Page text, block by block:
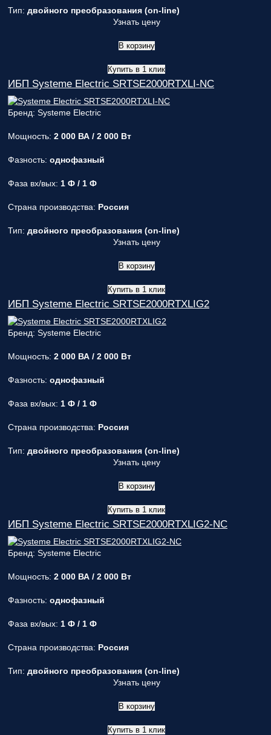
Тип: двойного преобразования (on-line)
Узнать цену
В корзину
Купить в 1 клик
ИБП Systeme Electric SRTSE2000RTXLI-NC
Бренд: Systeme Electric
Мощность: 2 000 ВА / 2 000 Вт
Фазность: однофазный
Фаза вх/вых: 1 Ф / 1 Ф
Страна производства: Россия
Тип: двойного преобразования (on-line)
Узнать цену
В корзину
Купить в 1 клик
ИБП Systeme Electric SRTSE2000RTXLIG2
Бренд: Systeme Electric
Мощность: 2 000 ВА / 2 000 Вт
Фазность: однофазный
Фаза вх/вых: 1 Ф / 1 Ф
Страна производства: Россия
Тип: двойного преобразования (on-line)
Узнать цену
В корзину
Купить в 1 клик
ИБП Systeme Electric SRTSE2000RTXLIG2-NC
Бренд: Systeme Electric
Мощность: 2 000 ВА / 2 000 Вт
Фазность: однофазный
Фаза вх/вых: 1 Ф / 1 Ф
Страна производства: Россия
Тип: двойного преобразования (on-line)
Узнать цену
В корзину
Купить в 1 клик